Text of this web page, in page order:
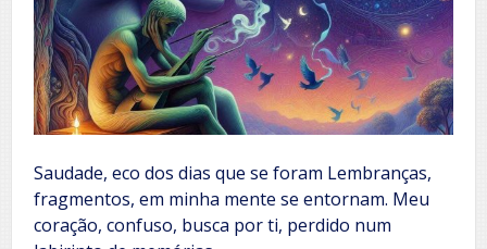
Saudade, eco dos dias que se foram Lembranças,
fragmentos, em minha mente se entornam. Meu
coração, confuso, busca por ti, perdido num